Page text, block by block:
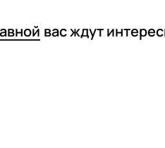
вас ждут